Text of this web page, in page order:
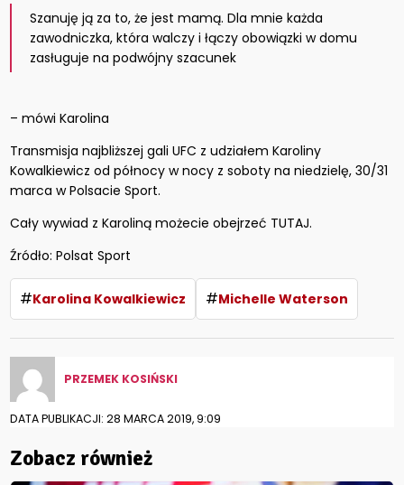
Szanuję ją za to, że jest mamą. Dla mnie każda
zawodniczka, która walczy i łączy obowiązki w domu
zasługuje na podwójny szacunek
– mówi Karolina
Transmisja najbliższej gali UFC z udziałem Karoliny
Kowalkiewicz od północy w nocy z soboty na niedzielę, 30/31
marca w Polsacie Sport.
Cały wywiad z Karoliną możecie obejrzeć TUTAJ.
Źródło: Polsat Sport
#Karolina Kowalkiewicz #Michelle Waterson
PRZEMEK KOSIŃSKI
DATA PUBLIKACJI: 28 MARCA 2019, 9:09
Zobacz również